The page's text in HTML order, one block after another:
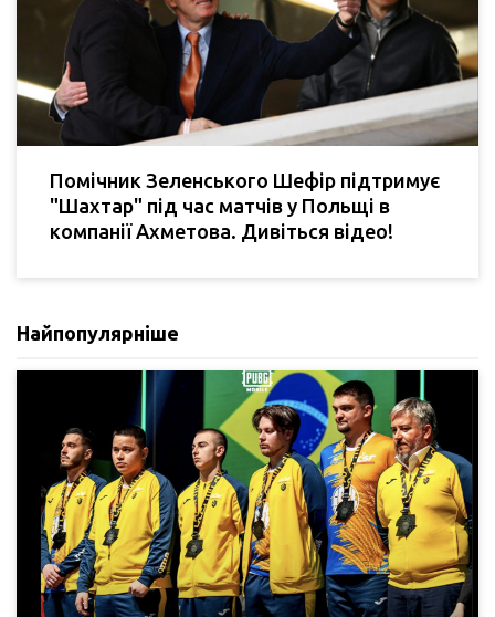
Помічник Зеленського Шефір підтримує
"Шахтар" під час матчів у Польщі в
компанії Ахметова. Дивіться відео!
Найпопулярніше